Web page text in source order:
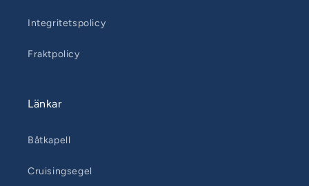
Integritetspolicy
Fraktpolicy
Länkar
Båtkapell
Cruisingsegel